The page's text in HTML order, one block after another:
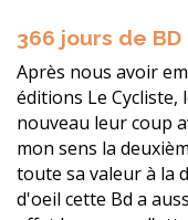
366 jours de BD
Après nous avoir
éditions Le Cycliste,
nouveau leur coup
mon sens la
toute sa valeur à la
d'oeil cette Bd a